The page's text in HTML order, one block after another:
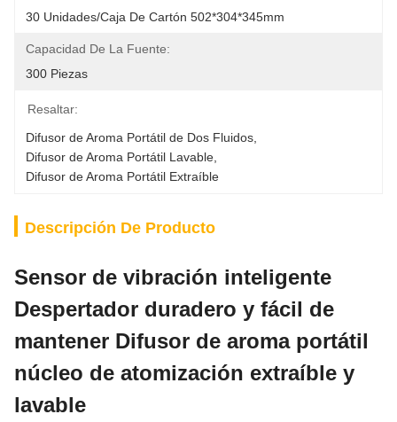
30 Unidades/caja De Cartón 502*304*345mm
Capacidad De La Fuente:
300 Piezas
Resaltar:
Difusor de Aroma Portátil de Dos Fluidos
Difusor de Aroma Portátil Lavable
Difusor de Aroma Portátil Extraíble
Descripción De Producto
Sensor de vibración inteligente
Despertador duradero y fácil de
mantener Difusor de aroma portátil
núcleo de atomización extraíble y
lavable